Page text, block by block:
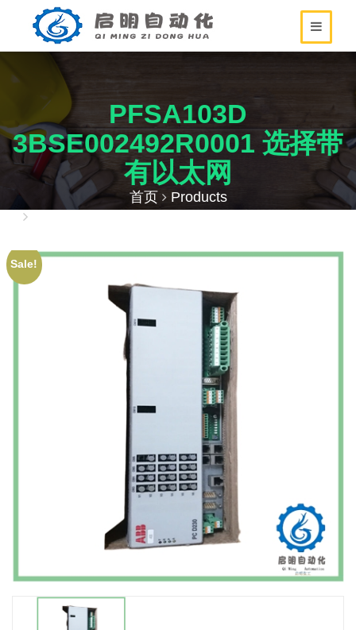
PFSA103D
3BSE002492R0001 选择带
有以太网
首页
Products
Sale!